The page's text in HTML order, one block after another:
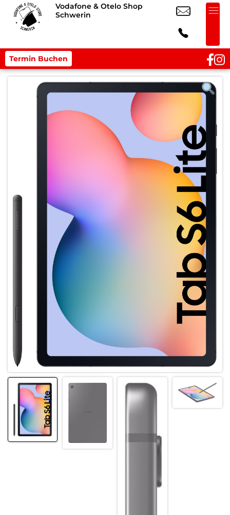
Vodafone & Otelo Shop
Schwerin
Termin Buchen